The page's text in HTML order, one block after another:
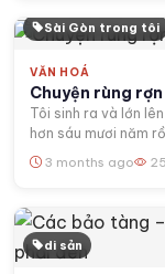
Sài Gòn trong tôi
VĂN HOÁ
Chuyện rùng
Tôi sinh ra và lớn
hơn sáu mươi năm
3 months ago
di sản